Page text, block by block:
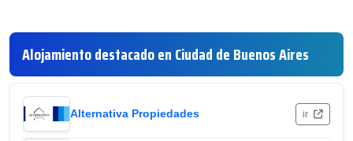
Alojamiento destacado en Ciudad de Buenos Aires
Alternativa Propiedades ir